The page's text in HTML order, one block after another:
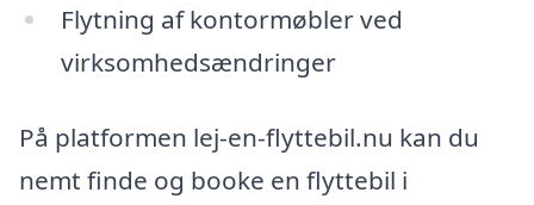
Flytning af kontormøbler ved
virksomhedsændringer
På platformen lej-en-flyttebil.nu kan du
nemt finde og booke en flyttebil i